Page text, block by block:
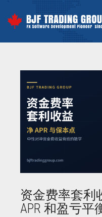
资金费率套利
APR 和盈亏平